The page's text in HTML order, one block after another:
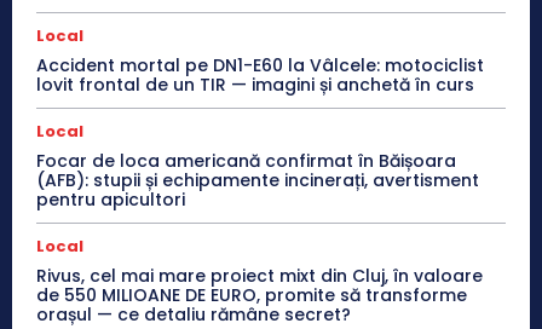
Local
Accident mortal pe DN1-E60 la Vâlcele: motociclist
lovit frontal de un TIR — imagini și anchetă în curs
Local
Focar de loca americană confirmat în Băișoara
(AFB): stupii și echipamente incinerați, avertisment
pentru apicultori
Local
Rivus, cel mai mare proiect mixt din Cluj, în valoare
de 550 MILIOANE DE EURO, promite să transforme
orașul — ce detaliu rămâne secret?